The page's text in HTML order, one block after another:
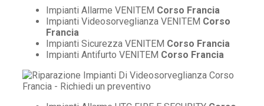
Impianti Allarme VENITEM Corso Francia
Impianti Videosorveglianza VENITEM Corso
Francia
Impianti Sicurezza VENITEM Corso Francia
Impianti Antifurto VENITEM Corso Francia